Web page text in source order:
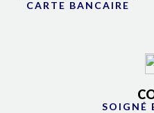
CARTE BANCAIRE
SOIGNÉ